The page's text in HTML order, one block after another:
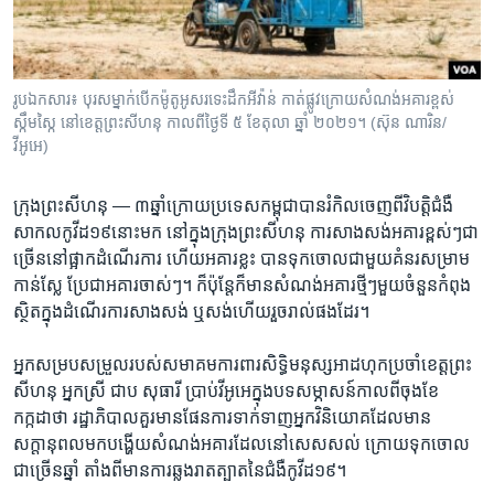
សម្ព័ន្ធ​
រំលង​
និង​
ទៅ​
កាន់​
ស្វែង​
Khmer English
បណ្តាញ​សង្គម
រូបឯកសារ៖ បុរសម្នាក់បើកម៉ូតូអូសរទេះដឹកអីវ៉ាន់ កាត់ផ្លូវក្រោយសំណង់អគារខ្ពស់
ស្កឹមស្កៃ នៅខេត្តព្រះសីហនុ កាលពីថ្ងៃទី ៥ ខែតុលា ឆ្នាំ ២០២១។ (ស៊ុន ណារិន/
វីអូអេ)
ក្រុង​ព្រះសីហនុ — ៣​ឆ្នាំ​ក្រោយ​ប្រទេស​កម្ពុជា​បាន​រំកិល​ចេញពីវិបត្តិជំងឺ​
សាកល​កូវី​ដ១៩​នោះ​មក នៅក្នុង​ក្រុង​ព្រះសីហនុ​ ការ​សាងសង់​អគារ​ខ្ពស់ៗ​ជា
ច្រើន​នៅផ្អាកដំណើរការ​ ហើយ​អគារ​ខ្លះ បានទុក​ចោល​ជាមួយ​គំនរសម្រាម​
កាន់​ស្លែ​ ប្រែជា​អគារចាស់ៗ​។ ក៏ប៉ុន្តែ​ក៏មាន​សំណង់​អគារ​ថ្មីៗមួយចំនួន​កំពុង
ស្ថិត​ក្នុង​ដំណើរ​ការ​សាងសង់​ ឬសង់​ហើយ​រួចរាល់​ផងដែរ។​
អ្នក​សម្រប​សម្រួល​របស់​សមាគម​ការពារ​សិទ្ធិមនុស្ស​អាដហុក​ប្រចាំ​ខេត្ត​ព្រះ​
សីហនុ ​អ្នក​ស្រី ជាប ​សុធារី​ ប្រាប់​វីអូអេ​ក្នុង​បទសម្ភាសន៍​កាលពី​ចុងខែ​
កក្កដាថា រដ្ឋាភិបាល​គួរមាន​ផែនការ​ទាក់​ទាញ​អ្នកវិនិយោគ​ដែលមាន​
សក្តានុពល​មក​បង្ហើយ​សំណង់​អគារ​ដែលនៅ​សេស​សល់ ក្រោយ​ទុកចោល​
ជាច្រើន​ឆ្នាំ​ តាំងពី​មានការ​ឆ្លង​រាតត្បាត​នៃ​ជំងឺ​កូវីដ​១៩​។